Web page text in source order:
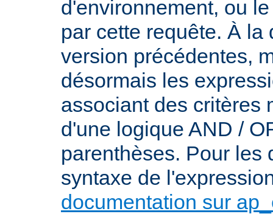
d'environnement, ou
par cette requête. À la
version précédentes,
désormais les
associant des critères
d'une logique AND /
parenthèses. Pour les
syntaxe de
documentation sur